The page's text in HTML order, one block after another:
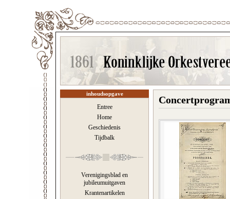
inhoudsopgave
Entree
Home
Geschiedenis
Tijdbalk
Verenigingsblad en
jubileumuitgaven
Krantenartikelen